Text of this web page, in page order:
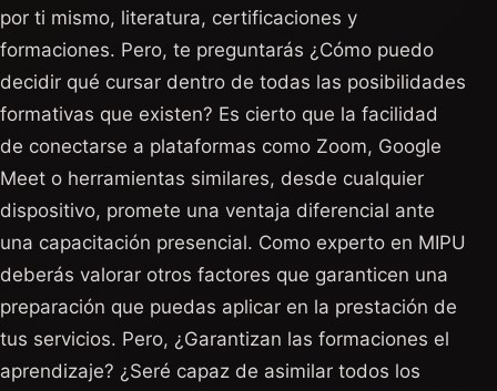
por ti mismo, literatura, certificaciones y
formaciones. Pero, te preguntarás ¿Cómo puedo
decidir qué cursar dentro de todas las posibilidades
formativas que existen? Es cierto que la facilidad
de conectarse a plataformas como Zoom, Google
Meet o herramientas similares, desde cualquier
dispositivo, promete una ventaja diferencial ante
una capacitación presencial. Como experto en MIPU
deberás valorar otros factores que garanticen una
preparación que puedas aplicar en la prestación de
tus servicios. Pero, ¿Garantizan las formaciones el
aprendizaje? ¿Seré capaz de asimilar todos los